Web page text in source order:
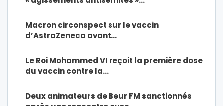
Macron circonspect sur le vaccin
d’AstraZeneca avant…
Le Roi Mohammed VI reçoit la première dose
du vaccin contre la…
Deux animateurs de Beur FM sanctionnés